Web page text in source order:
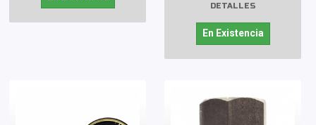
DETALLES
En Existencia